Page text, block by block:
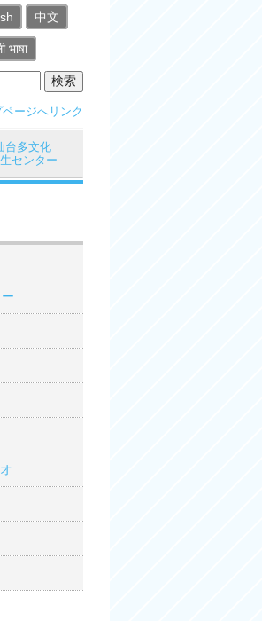
中文
भाषा
ージへリンク
台多文化
センター